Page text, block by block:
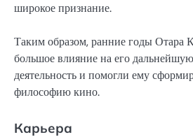
широкое признание.
Таким образом, ранние годы Отара
большое влияние на его
деятельность и помогли ему
философию кино.
Карьера